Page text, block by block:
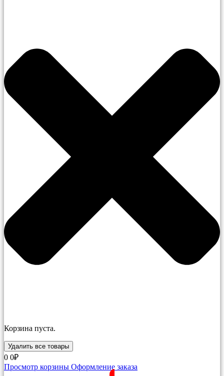
Корзина пуста.
Удалить все товары
0 0₽
Просмотр корзины Оформление заказа